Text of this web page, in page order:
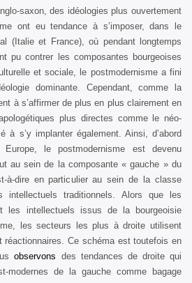
saxon, des idéologies plus ouvertement
ont eu tendance à s’imposer, dans le
(Italie et France), où pendant longtemps
pu contrer les composantes bourgeoises
et sociale, le postmodernisme a fini
dominante. Cependant, comme la
à s’affirmer de plus en plus clairement en
plus directes comme le néo-
à s’y implanter également. Ainsi, d’abord
le postmodernisme est devenu
au sein de la composante « gauche » du
à-dire en particulier au sein de la classe
intellectuels traditionnels. Alors que les
les intellectuels issus de la bourgeoisie
les secteurs les plus à droite utilisent
réactionnaires. Ce schéma est toutefois en
observons des tendances de droite qui
modernes de la gauche comme bagage